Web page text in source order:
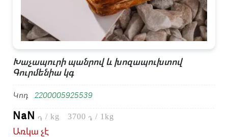
Խաչապուրի պանրով և խոզապուխտով
Գուրմենիա կգ
Կոդ 2200005925539
3700 ֏ / 1kg
NaN ֏ / kg
Առկա չէ